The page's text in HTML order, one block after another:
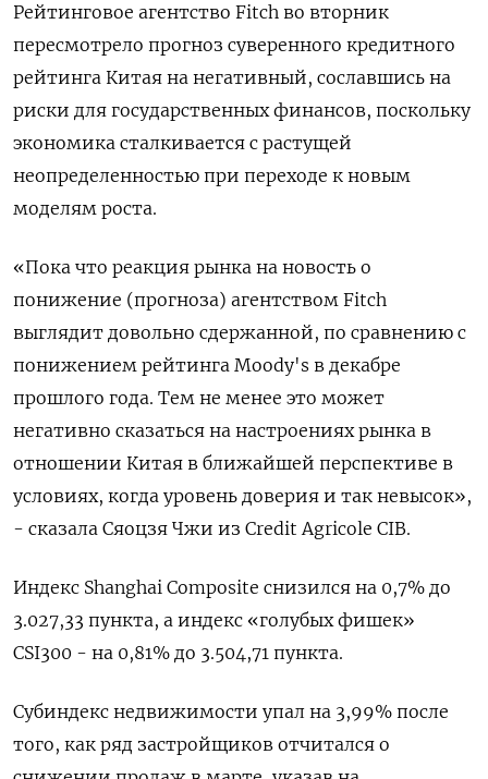
Рейтинговое агентство Fitch во вторник
пересмотрело прогноз суверенного кредитного
рейтинга Китая на негативный, сославшись на
риски для государственных финансов, поскольку
экономика сталкивается с растущей
неопределенностью при переходе к новым
моделям роста.
«Пока что реакция рынка на новость о
понижение (прогноза) агентством Fitch
выглядит довольно сдержанной, по сравнению с
понижением рейтинга Moody's в декабре
прошлого года. Тем не менее это может
негативно сказаться на настроениях рынка в
отношении Китая в ближайшей перспективе в
условиях, когда уровень доверия и так невысок»,
- сказала Сяоцзя Чжи из Credit Agricole CIB.
Индекс Shanghai Composite снизился на 0,7% до
3.027,33 пункта, а индекс «голубых фишек»
CSI300 - на 0,81% до 3.504,71 пункта.
Субиндекс недвижимости упал на 3,99%​ после
того, как ряд застройщиков отчитался о